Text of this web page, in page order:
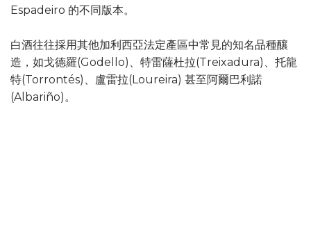
Espadeiro 的不同版本。
白酒往往採用其他加利西亞法定產區中常見的知名品種釀
造，如戈德羅(Godello)、特雷薩杜拉(Treixadura)、托龍
特(Torrontés)、盧雷拉(Loureira) 甚至阿爾巴利諾
(Albariño)。